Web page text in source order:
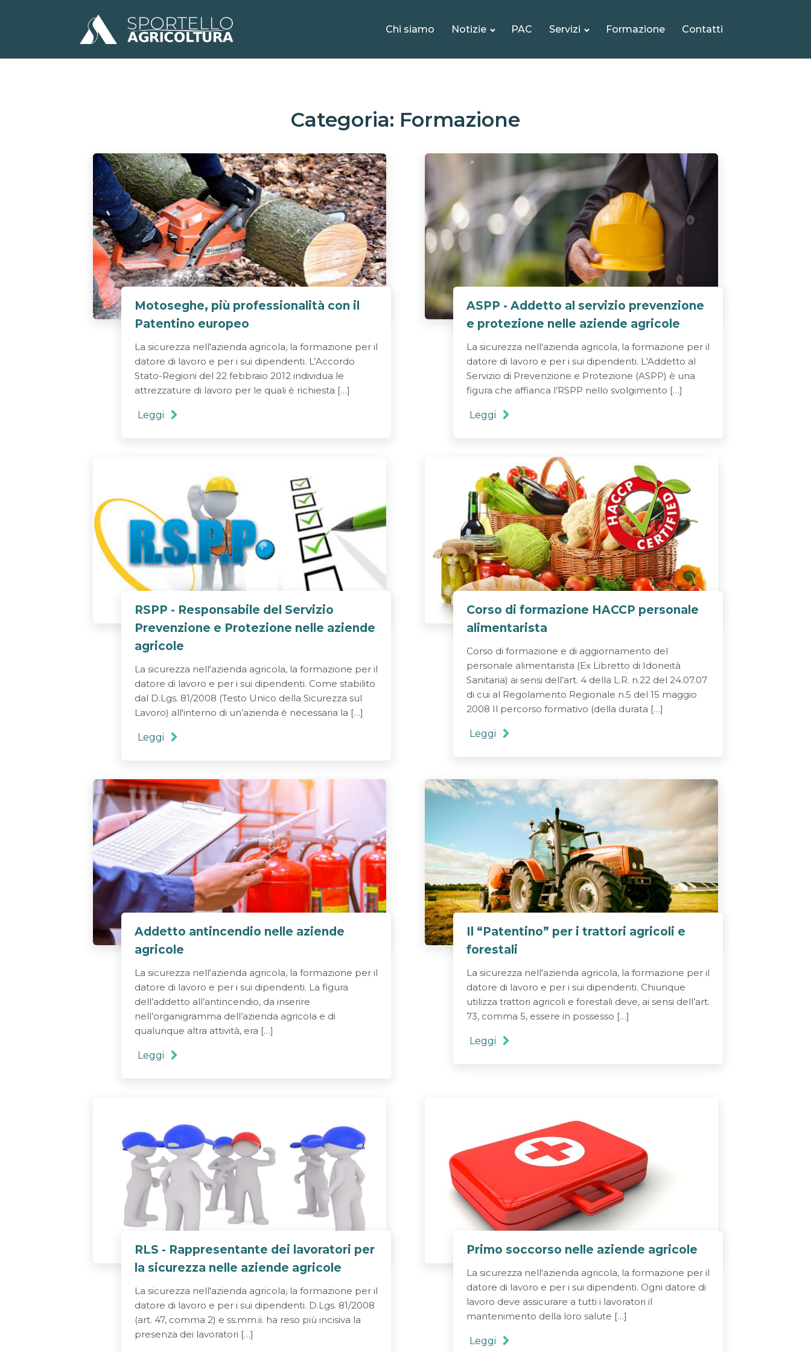
Chi siamo Notizie PAC Servizi Formazione Contatti
Categoria: Formazione
Motoseghe, più professionalità con il
Patentino europeo
La sicurezza nell'azienda agricola, la formazione per il
datore di lavoro e per i sui dipendenti. L’Accordo
Stato-Regioni del 22 febbraio 2012 individua le
attrezzature di lavoro per le quali è richiesta […]
Leggi
ASPP - Addetto al servizio prevenzione
e protezione nelle aziende agricole
La sicurezza nell'azienda agricola, la formazione per il
datore di lavoro e per i sui dipendenti. L'Addetto al
Servizio di Prevenzione e Protezione (ASPP) è una
figura che affianca l’RSPP nello svolgimento […]
Leggi
RSPP - Responsabile del Servizio
Prevenzione e Protezione nelle aziende
agricole
La sicurezza nell'azienda agricola, la formazione per il
datore di lavoro e per i sui dipendenti. Come stabilito
dal D.Lgs. 81/2008 (Testo Unico della Sicurezza sul
Lavoro) all'interno di un’azienda è necessaria la […]
Leggi
Corso di formazione HACCP personale
alimentarista
Corso di formazione e di aggiornamento del
personale alimentarista (Ex Libretto di Idoneità
Sanitaria) ai sensi dell’art. 4 della L.R. n.22 del 24.07.07
di cui al Regolamento Regionale n.5 del 15 maggio
2008 Il percorso formativo (della durata […]
Leggi
Addetto antincendio nelle aziende
agricole
La sicurezza nell'azienda agricola, la formazione per il
datore di lavoro e per i sui dipendenti. La figura
dell’addetto all’antincendio, da inserire
nell’organigramma dell’azienda agricola e di
qualunque altra attività, era […]
Leggi
Il “Patentino” per i trattori agricoli e
forestali
La sicurezza nell'azienda agricola, la formazione per il
datore di lavoro e per i sui dipendenti. Chiunque
utilizza trattori agricoli e forestali deve, ai sensi dell’art.
73, comma 5, essere in possesso […]
Leggi
RLS - Rappresentante dei lavoratori per
la sicurezza nelle aziende agricole
La sicurezza nell'azienda agricola, la formazione per il
datore di lavoro e per i sui dipendenti. D.Lgs. 81/2008
(art. 47, comma 2) e ss.mm.ii. ha reso più incisiva la
presenza dei lavoratori […]
Primo soccorso nelle aziende agricole
La sicurezza nell'azienda agricola, la formazione per il
datore di lavoro e per i sui dipendenti. Ogni datore di
lavoro deve assicurare a tutti i lavoratori il
mantenimento della loro salute […]
Leggi